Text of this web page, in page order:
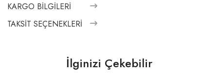
KARGO BILGILERI
TAKSIT SEÇENEKLERI
İlginizi Çekebilir